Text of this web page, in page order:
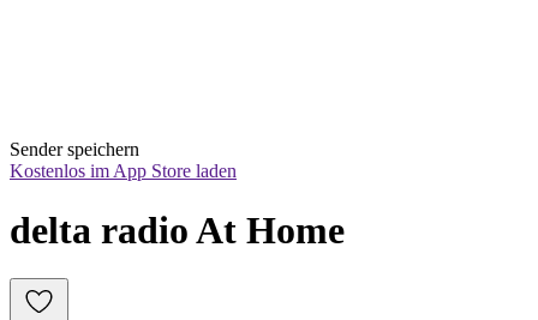
Sender speichern
Kostenlos im App Store laden
delta radio At Home